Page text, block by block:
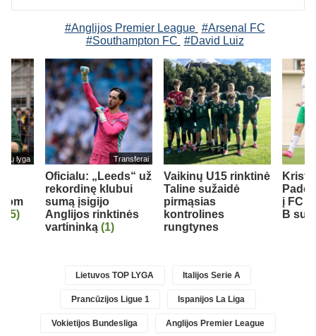
#Anglijos Premier League #Arsenal FC
#Southampton FC #David Luiz
lyga
(5)
Transferai
Oficialu: „Leeds“ už
rekordinę klubui
sumą įsigijo
Anglijos rinktinės
vartininką (1)
Vaikinų U15 rinktinė
Taline sužaidė
pirmąsias
kontrolines
rungtynes
į FC
B
Lietuvos TOP LYGA Italijos Serie A
Prancūzijos Ligue 1 Ispanijos La Liga
Vokietijos Bundesliga Anglijos Premier League